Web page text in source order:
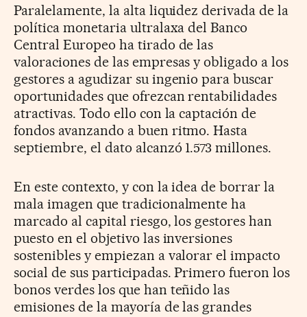
Paralelamente, la alta liquidez derivada de la
política monetaria ultralaxa del Banco
Central Europeo ha tirado de las
valoraciones de las empresas y obligado a los
gestores a agudizar su ingenio para buscar
oportunidades que ofrezcan rentabilidades
atractivas. Todo ello con la captación de
fondos avanzando a buen ritmo. Hasta
septiembre, el dato alcanzó 1.573 millones.
En este contexto, y con la idea de borrar la
mala imagen que tradicionalmente ha
marcado al capital riesgo, los gestores han
puesto en el objetivo las inversiones
sostenibles y empiezan a valorar el impacto
social de sus participadas. Primero fueron los
bonos verdes los que han teñido las
emisiones de la mayoría de las grandes